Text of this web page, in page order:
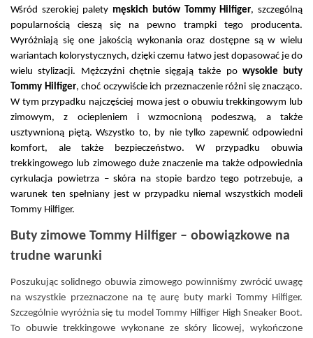
Wśród szerokiej palety męskich butów Tommy Hilfiger, szczególną
popularnością cieszą się na pewno trampki tego producenta.
Wyróżniają się one jakością wykonania oraz dostępne są w wielu
wariantach kolorystycznych, dzięki czemu łatwo jest dopasować je do
wielu stylizacji. Mężczyźni chętnie sięgają także po wysokie buty
Tommy Hilfiger, choć oczywiście ich przeznaczenie różni się znacząco.
W tym przypadku najczęściej mowa jest o obuwiu trekkingowym lub
zimowym, z ociepleniem i wzmocnioną podeszwą, a także
usztywnioną piętą. Wszystko to, by nie tylko zapewnić odpowiedni
komfort, ale także bezpieczeństwo. W przypadku obuwia
trekkingowego lub zimowego duże znaczenie ma także odpowiednia
cyrkulacja powietrza – skóra na stopie bardzo tego potrzebuje, a
warunek ten spełniany jest w przypadku niemal wszystkich modeli
Tommy Hilfiger.
Buty zimowe Tommy Hilfiger – obowiązkowe na
trudne warunki
Poszukując solidnego obuwia zimowego powinniśmy zwrócić uwagę
na wszystkie przeznaczone na tę aurę buty marki Tommy Hilfiger.
Szczególnie wyróżnia się tu model Tommy Hilfiger High Sneaker Boot.
To obuwie trekkingowe wykonane ze skóry licowej, wykończone